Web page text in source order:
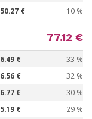
50.27 € 10 %
77.12 €
6.49 € 33 %
6.56 € 32 %
6.77 € 30 %
5.19 € 29 %